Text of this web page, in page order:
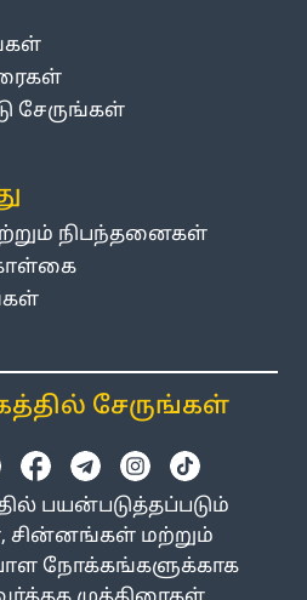
சேருங்கள்
நிபந்தனைகள்
சேருங்கள்
பயன்படுத்தப்படும்
சின்னங்கள் மற்றும்
நோக்கங்களுக்காக